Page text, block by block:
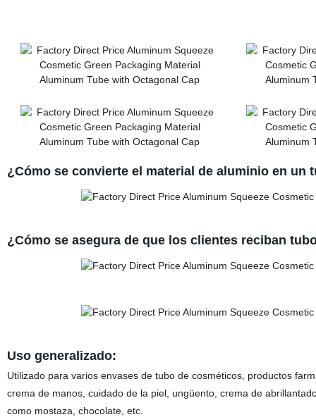
¿Cómo se convierte el material de aluminio en un
¿Cómo se asegura de que los clientes reciban
Uso generalizado:
Utilizado para varios envases de tubo de cosméticos, productos
crema de manos, cuidado de la piel, ungüento, crema de
como mostaza, chocolate, etc.